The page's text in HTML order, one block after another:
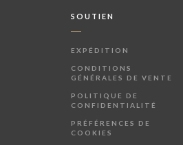
SOUTIEN
EXPÉDITION
CONDITIONS
GÉNÉRALES DE VENTE
POLITIQUE DE
CONFIDENTIALITÉ
PRÉFÉRENCES DE
COOKIES